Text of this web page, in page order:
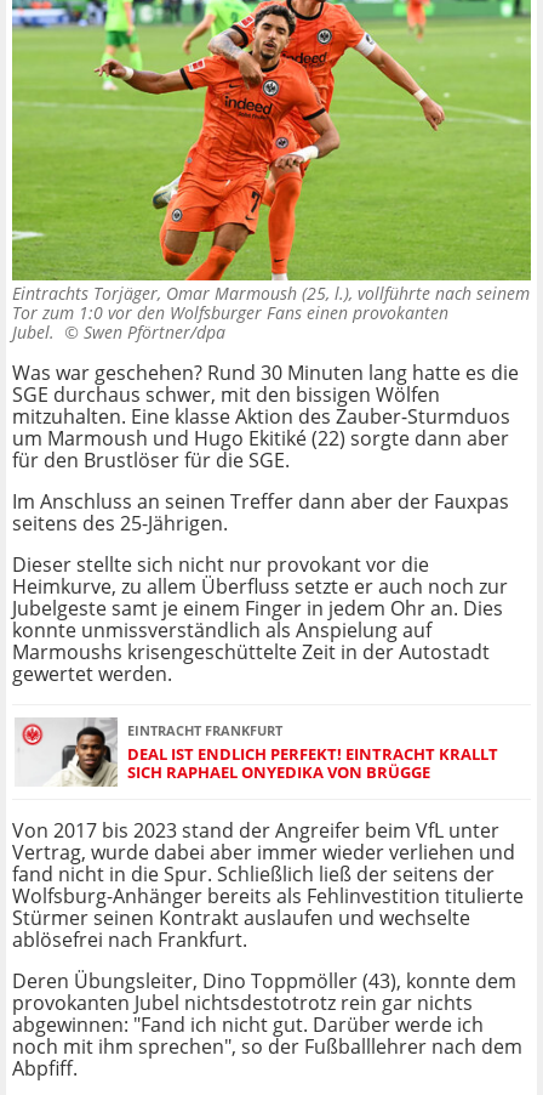
Eintrachts Torjäger, Omar Marmoush (25, l.), vollführte nach seinem
Tor zum 1:0 vor den Wolfsburger Fans einen provokanten
Jubel. © Swen Pförtner/dpa
Was war geschehen? Rund 30 Minuten lang hatte es die
SGE durchaus schwer, mit den bissigen Wölfen
mitzuhalten. Eine klasse Aktion des Zauber-Sturmduos
um Marmoush und Hugo Ekitiké (22) sorgte dann aber
für den Brustlöser für die SGE.
Im Anschluss an seinen Treffer dann aber der Fauxpas
seitens des 25-Jährigen.
Dieser stellte sich nicht nur provokant vor die
Heimkurve, zu allem Überfluss setzte er auch noch zur
Jubelgeste samt je einem Finger in jedem Ohr an. Dies
konnte unmissverständlich als Anspielung auf
Marmoushs krisengeschüttelte Zeit in der Autostadt
gewertet werden.
EINTRACHT FRANKFURT
DEAL IST ENDLICH PERFEKT! EINTRACHT KRALLT
SICH RAPHAEL ONYEDIKA VON BRÜGGE
Von 2017 bis 2023 stand der Angreifer beim VfL unter
Vertrag, wurde dabei aber immer wieder verliehen und
fand nicht in die Spur. Schließlich ließ der seitens der
Wolfsburg-Anhänger bereits als Fehlinvestition titulierte
Stürmer seinen Kontrakt auslaufen und wechselte
ablösefrei nach Frankfurt.
Deren Übungsleiter, Dino Toppmöller (43), konnte dem
provokanten Jubel nichtsdestotrotz rein gar nichts
abgewinnen: "Fand ich nicht gut. Darüber werde ich
noch mit ihm sprechen", so der Fußballlehrer nach dem
Abpfiff.